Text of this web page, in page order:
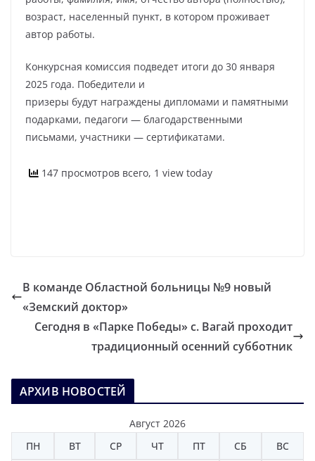
возраст, населенный пункт, в котором проживает
автор работы.
Конкурсная комиссия подведет итоги до 30 января
2025 года. Победители и
призеры будут награждены дипломами и памятными
подарками, педагоги — благодарственными
письмами, участники — сертификатами.
147 просмотров всего, 1 view today
В команде Областной больницы №9 новый
«Земский доктор»
Сегодня в «Парке Победы» с. Вагай проходит
традиционный осенний субботник
АРХИВ НОВОСТЕЙ
Август 2026
ПН
ВТ СР ЧТ ПТ СБ ВС